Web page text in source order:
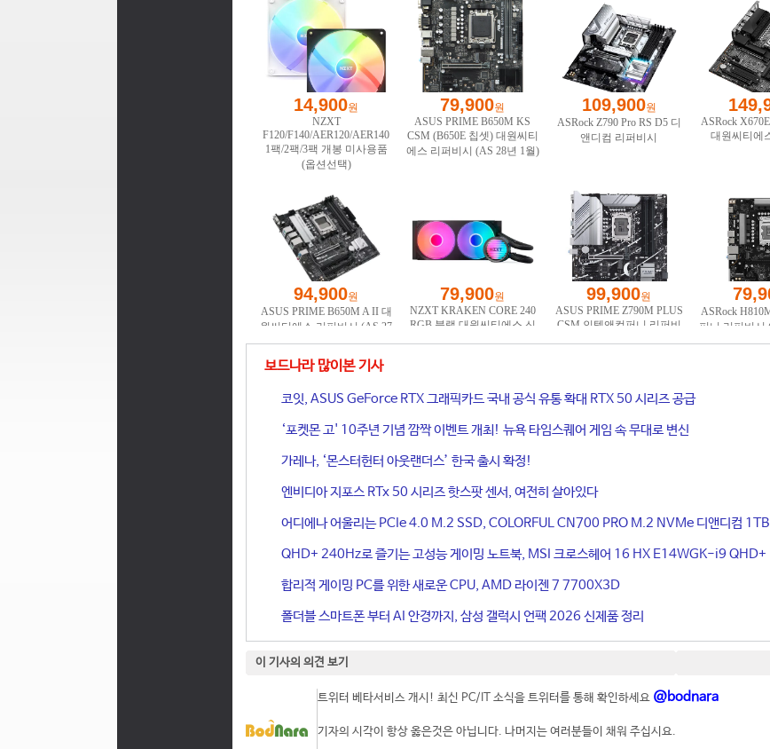
보드나라 많이본 기사
코잇, ASUS GeForce RTX 그래픽카드 국내 공식 유통 확대 RTX 50 시리즈 공급
‘포켓몬 고' 10주년 기념 깜짝 이벤트 개최! 뉴욕 타임스퀘어 게임 속 무대로 변신
가레나, ‘몬스터헌터 아웃랜더스’ 한국 출시 확정!
엔비디아 지포스 RTx 50 시리즈 핫스팟 센서, 여전히 살아있다
어디에나 어울리는 PCIe 4.0 M.2 SSD, COLORFUL CN700 PRO M.2 NVMe 디앤디컴 1TB
QHD+ 240Hz로 즐기는 고성능 게이밍 노트북, MSI 크로스헤어 16 HX E14WGK-i9 QHD+
합리적 게이밍 PC를 위한 새로운 CPU, AMD 라이젠 7 7700X3D
폴더블 스마트폰 부터 AI 안경까지, 삼성 갤럭시 언팩 2026 신제품 정리
이 기사의 의견 보기
트위터 베타서비스 개시! 최신 PC/IT 소식을 트위터를 통해 확인하세요 @bodnara
기자의 시각이 항상 옳은것은 아닙니다. 나머지는 여러분들이 채워 주십시요.